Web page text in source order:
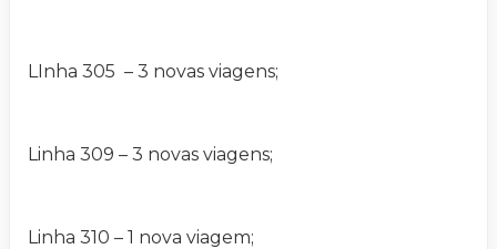
LInha 305 – 3 novas viagens;
Linha 309 – 3 novas viagens;
Linha 310 – 1 nova viagem;